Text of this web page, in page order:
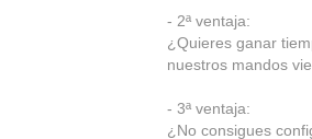
- 2ª ventaja:
¿Quieres ganar
nuestros mandos
- 3ª ventaja:
¿No consigues